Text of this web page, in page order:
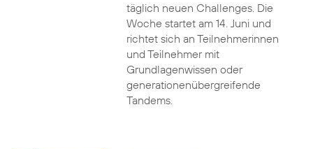
täglich neuen Challenges. Die
Woche startet am 14. Juni und
richtet sich an Teilnehmerinnen
und Teilnehmer mit
Grundlagenwissen oder
generationenübergreifende
Tandems.